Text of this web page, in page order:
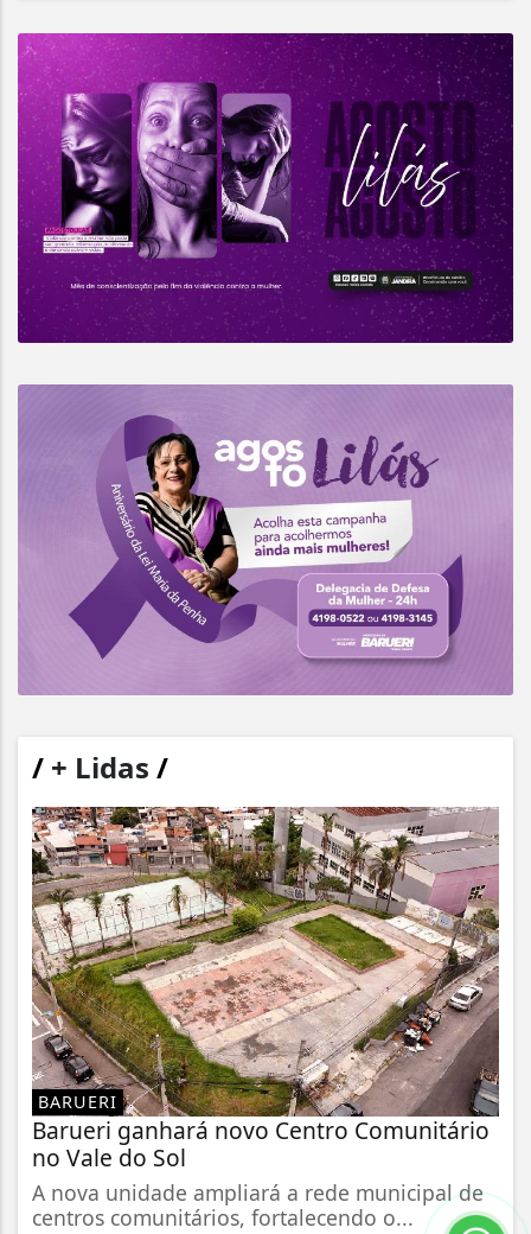
/ + Lidas /
BARUERI
Barueri ganhará novo Centro Comunitário
no Vale do Sol
A nova unidade ampliará a rede municipal de
centros comunitários, fortalecendo o...